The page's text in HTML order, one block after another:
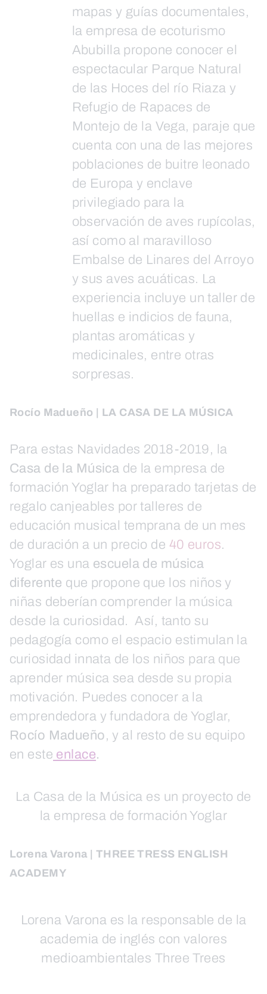
mapas y guías documentales,
la empresa de ecoturismo
Abubilla propone conocer el
espectacular Parque Natural
de las Hoces del río Riaza y
Refugio de Rapaces de
Montejo de la Vega, paraje que
cuenta con una de las mejores
poblaciones de buitre leonado
de Europa y enclave
privilegiado para la
observación de aves rupícolas,
así como al maravilloso
Embalse de Linares del Arroyo
y sus aves acuáticas. La
experiencia incluye un taller de
huellas e indicios de fauna,
plantas aromáticas y
medicinales, entre otras
sorpresas.
Rocío Madueño | LA CASA DE LA MÚSICA
Para estas Navidades 2018-2019, la
Casa de la Música de la empresa de
formación Yoglar ha preparado tarjetas de
regalo canjeables por talleres de
educación musical temprana de un mes
de duración a un precio de 40 euros.
Yoglar es una escuela de música
diferente que propone que los niños y
niñas deberían comprender la música
desde la curiosidad. Así, tanto su
pedagogía como el espacio estimulan la
curiosidad innata de los niños para que
aprender música sea desde su propia
motivación. Puedes conocer a la
emprendedora y fundadora de Yoglar,
Rocío Madueño, y al resto de su equipo
en este enlace.
La Casa de la Música es un proyecto de
la empresa de formación Yoglar
Lorena Varona | THREE TRESS ENGLISH
ACADEMY
Lorena Varona es la responsable de la
academia de inglés con valores
medioambientales Three Trees